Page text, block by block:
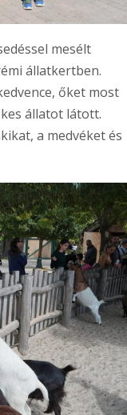
mesélt
állatkertben.
őket most
állatot látott.
a medvéket és